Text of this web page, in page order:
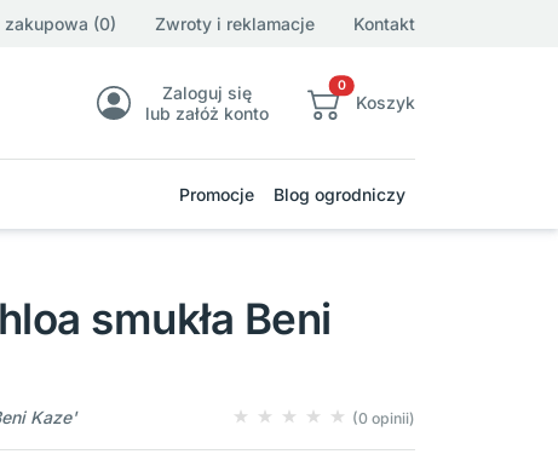
zakupowa (0) Zwroty i reklamacje Kontakt
Zaloguj się
lub załóż konto
0
Koszyk
Promocje Blog ogrodniczy
smukła Beni
Kaze' (0 opinii)